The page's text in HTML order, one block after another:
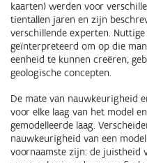
kaarten) werden voor
tientallen jaren en zijn
verschillende experten.
geïnterpreteerd om op die
eenheid te kunnen creëren,
geologische concepten.
De mate van nauwkeurigheid
voor elke laag van het model
gemodelleerde laag.
nauwkeurigheid van een
voornaamste zijn: de juistheid